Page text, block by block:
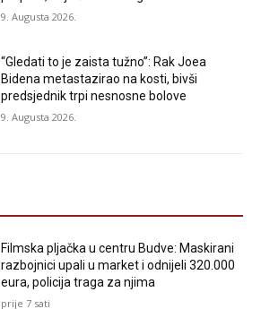
9. Augusta 2026.
“Gledati to je zaista tužno”: Rak Joea
Bidena metastazirao na kosti, bivši
predsjednik trpi nesnosne bolove
9. Augusta 2026.
Filmska pljačka u centru Budve: Maskirani
razbojnici upali u market i odnijeli 320.000
eura, policija traga za njima
prije 7 sati